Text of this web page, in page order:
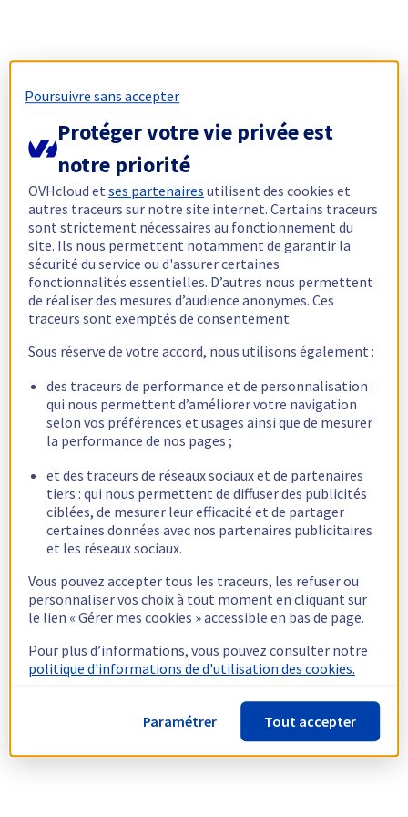
Poursuivre sans accepter
Protéger votre vie privée est
notre priorité
OVHcloud etses partenaires utilisent des cookies et
autres traceurs sur notre site internet. Certains traceurs
sont strictement nécessaires au fonctionnement du
site. Ils nous permettent notamment de garantir la
sécurité du service ou d'assurer certaines
fonctionnalités essentielles. D’autres nous permettent
de réaliser des mesures d’audience anonymes. Ces
traceurs sont exemptés de consentement.
Sous réserve de votre accord, nous utilisons également :
des traceurs de performance et de personnalisation :
qui nous permettent d’améliorer votre navigation
selon vos préférences et usages ainsi que de mesurer
la performance de nos pages ;
et des traceurs de réseaux sociaux et de partenaires
tiers : qui nous permettent de diffuser des publicités
ciblées, de mesurer leur efficacité et de partager
certaines données avec nos partenaires publicitaires
et les réseaux sociaux.
Vous pouvez accepter tous les traceurs, les refuser ou
personnaliser vos choix à tout moment en cliquant sur
le lien « Gérer mes cookies » accessible en bas de page.
Pour plus d’informations, vous pouvez consulter notre
politique d'informations de d'utilisation des cookies.
Paramétrer Tout accepter